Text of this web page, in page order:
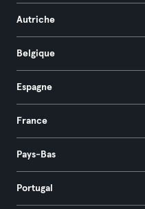
Autriche
Belgique
Espagne
France
Pays-Bas
Portugal